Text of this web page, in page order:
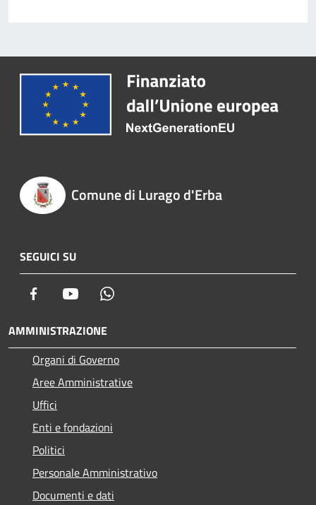
Comune di Lurago d'Erba
SEGUICI SU
Facebook Youtube
AMMINISTRAZIONE
Organi di Governo
Aree Amministrative
Uffici
Enti e fondazioni
Politici
Personale Amministrativo
Documenti e dati